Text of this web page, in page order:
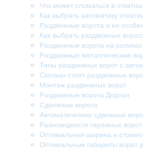
Что может сломаться в
Как выбрать автоматику
Раздвижные ворота и их
Как выбрать раздвижные
Раздвижные ворота на роликах
Раздвижные металлические
Типы раздвижных ворот с
Сколько стоят раздвижные
Монтаж раздвижных ворот
Раздвижные ворота Дорхан
Сдвижные ворота
Автоматические сдвижные
Разновидности гаражных
Оптимальная ширина и
Оптимальные габариты ворот